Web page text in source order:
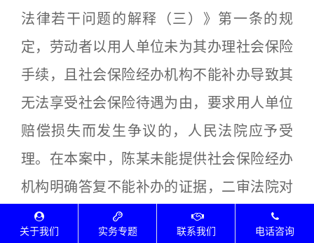
法律若干问题的解释（三）》第一条的规
定，劳动者以用人单位未为其办理社会保险
手续，且社会保险经办机构不能补办导致其
无法享受社会保险待遇为由，要求用人单位
赔偿损失而发生争议的，人民法院应予受
理。在本案中，陈某未能提供社会保险经办
机构明确答复不能补办的证据，二审法院对
该请求不予处理，其可在取得社会保险经办
关于我们 实务专题 联系我们 电话咨询